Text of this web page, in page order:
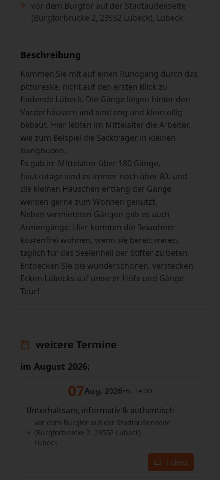
vor dem Burgtor auf der Stadtaußenseite
(Burgtorbrücke 2, 23552 Lübeck), Lübeck
Beschreibung
Kommen Sie mit auf einen Rundgang durch das
pittoreske, nicht auf den ersten Blick zu
findende Lübeck. Die Gänge liegen hinter den
Vorderhäusern und sind eng und kleinteilig
bebaut. Hier lebten im Mittelalter die Arbeiter,
wie zum Beispiel die Sackträger, in kleinen
Gangbuden.
Es gab im Mittelalter über 180 Gänge,
heutzutage sind es immer noch über 80, und
die kleinen Häuschen entlang der Gänge
werden gerne zum Wohnen genutzt.
Neben vermieteten Gängen gab es auch
Armengänge. Hier konnten die Bewohner
kostenfrei wohnen, wenn sie bereit waren,
täglich für das Seelenheil der Stifter zu beten.
Entdecken Sie die wunderschönen, verstecken
Ecken Lübecks auf unserer Höfe und Gänge
Tour!
weitere Termine
im August 2026:
07Aug. 2026•Fr. 14:00
Unterhaltsam, informativ & authentisch
vor dem Burgtor auf der Stadtaußenseite
(Burgtorbrücke 2, 23552 Lübeck)
Lübeck
Tickets